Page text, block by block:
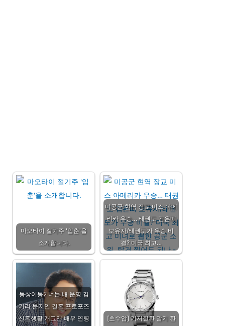
마오타이 절기주 '입춘'을
소개합니다.
미공군 현역 장교 미스 아메
리카 우승… 태권도 검은띠
보유자/태권도가 우승 비
결? 미국 최고…
동상이몽2 너는 내 운명 김
기리 문지인 결혼 프로포즈
신혼생활 개그맨 배우 연령
[초수압] 기저질환 말기 환